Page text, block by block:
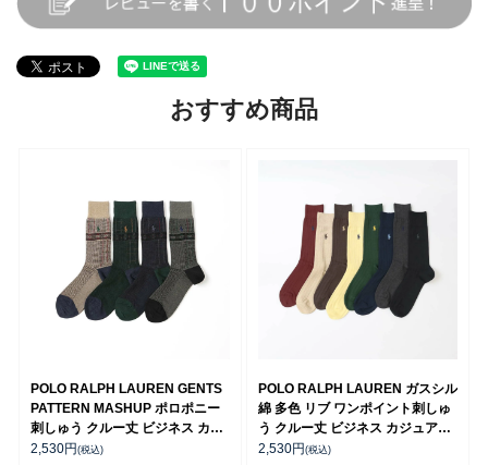
おすすめ商品
POLO RALPH LAUREN GENTS
PATTERN MASHUP ポロポニー
刺しゅう クルー丈 ビジネス カジ
ュアル メンズ ソックス 日本製
2,530円 (税込)
POLO RALPH LAUREN ガスシル
綿 多色 リブ ワンポイント刺しゅ
う クルー丈 ビジネス カジュアル
メンズ ソックス 02042700
2,530円 (税込)